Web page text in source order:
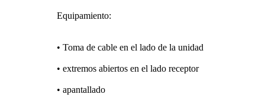
Equipamiento:
• Toma de cable en el lado de la unidad
• extremos abiertos en el lado receptor
• apantallado